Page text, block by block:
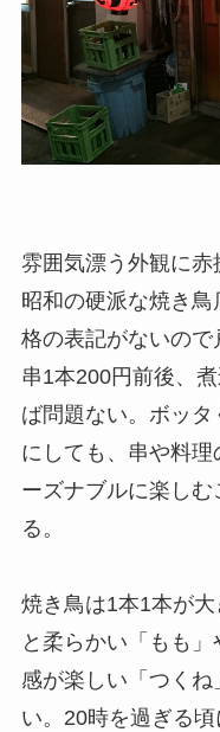
雰囲気漂う外観に赤
昭和の硬派な焼き
格の表記がないの
串1本200円前後、
ば問題ない。ボッ
にしても、串や料理
ーズナブルに楽しむ
る。
焼き鳥は1本1本が
と柔らかい「もも
感が楽しい「つく
い。20時を過ぎる